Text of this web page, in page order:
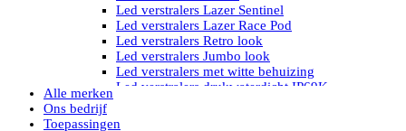
Led verstralers Lazer Sentinel
Led verstralers Lazer Race Pod
Led verstralers Retro look
Led verstralers Jumbo look
Led verstralers met witte behuizing
Led verstralers drukwaterdicht IP69K
Alle merken
Ons bedrijf
Toepassingen